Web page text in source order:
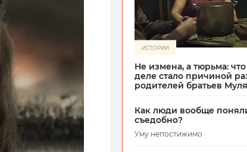
ИСТОРИИ
Не измена, а тюрьма:
деле стало причиной
родителей братьев
Как люди вообще
съедобно?
Уму непостижимо